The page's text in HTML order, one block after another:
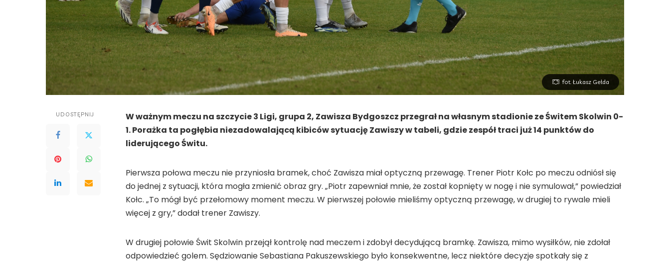
fot. Łukasz Gełda
UDOSTĘPNIJ
W ważnym meczu na szczycie 3 Ligi, grupa 2, Zawisza Bydgoszcz przegrał na własnym stadionie ze Świtem Skolwin 0-
1. Porażka ta pogłębia niezadowalającą kibiców sytuację Zawiszy w tabeli, gdzie zespół traci już 14 punktów do
liderującego Świtu.
Pierwsza połowa meczu nie przyniosła bramek, choć Zawisza miał optyczną przewagę. Trener Piotr Kołc po meczu odniósł się
do jednej z sytuacji, która mogła zmienić obraz gry. „Piotr zapewniał mnie, że został kopnięty w nogę i nie symulował,” powiedział
Kołc. „To mógł być przełomowy moment meczu. W pierwszej połowie mieliśmy optyczną przewagę, w drugiej to rywale mieli
więcej z gry,” dodał trener Zawiszy.
W drugiej połowie Świt Skolwin przejął kontrolę nad meczem i zdobył decydującą bramkę. Zawisza, mimo wysiłków, nie zdołał
odpowiedzieć golem. Sędziowanie Sebastiana Pakuszewskiego było konsekwentne, lecz niektóre decyzje spotkały się z